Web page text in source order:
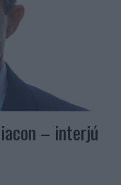
– interjú